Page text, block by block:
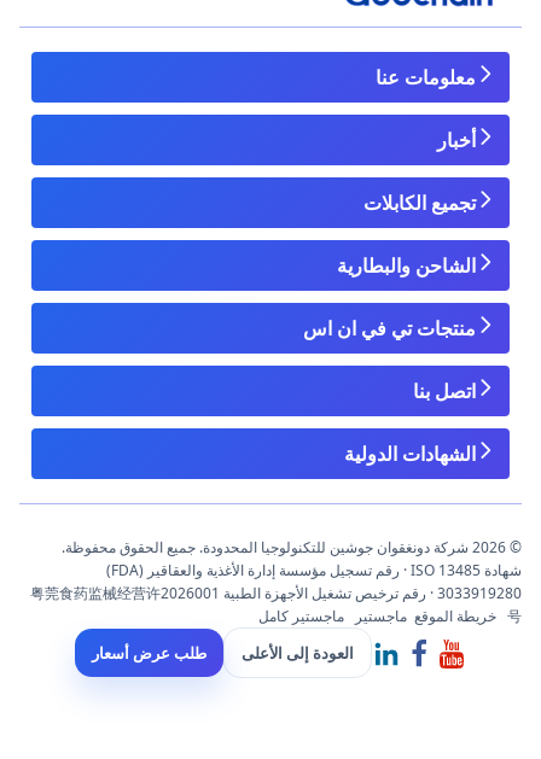
معلومات عنا
أخبار
تجميع الكابلات
الشاحن والبطارية
منتجات تي في ان اس
اتصل بنا
الشهادات الدولية
© 2026 شركة دونغقوان جوشين للتكنولوجيا المحدودة. جميع الحقوق محفوظة.
شهادة ISO 13485 · رقم تسجيل مؤسسة إدارة الأغذية والعقاقير (FDA)
3033919280 · رقم ترخيص تشغيل الأجهزة الطبية 粤莞食药监械经营许2026001
号 خريطة الموقع ماجستير ماجستير كامل
العودة إلى الأعلى طلب عرض أسعار